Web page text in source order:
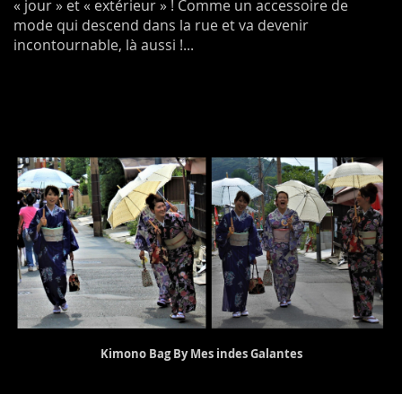
« jour » et « extérieur » ! Comme un accessoire de
mode qui descend dans la rue et va devenir
incontournable, là aussi !...
Kimono Bag By Mes indes Galantes